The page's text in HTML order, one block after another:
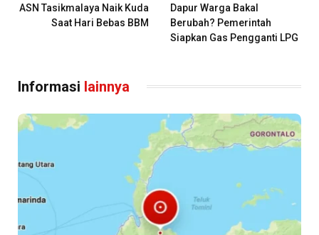
ASN Tasikmalaya Naik Kuda
Saat Hari Bebas BBM
Dapur Warga Bakal
Berubah? Pemerintah
Siapkan Gas Pengganti LPG
Informasi lainnya